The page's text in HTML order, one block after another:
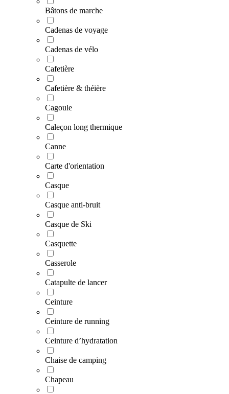
Bâtons de marche
Cadenas de voyage
Cadenas de vélo
Cafetière
Cafetière & théière
Cagoule
Caleçon long thermique
Canne
Carte d'orientation
Casque
Casque anti-bruit
Casque de Ski
Casquette
Casserole
Catapulte de lancer
Ceinture
Ceinture de running
Ceinture d’hydratation
Chaise de camping
Chapeau